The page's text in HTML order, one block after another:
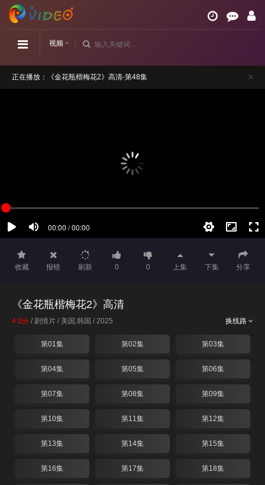
视频
正在播放：《金花瓶楷梅花2》高清-第48集
收藏 报错 刷新 0 0 上集 下集 分享
《金花瓶楷梅花2》高清
换线路
4.0分 / 剧情片 / 美国,韩国 / 2025
第01集 第02集 第03集
第04集 第05集 第06集
第07集 第08集 第09集
第10集 第11集 第12集
第13集 第14集 第15集
第16集 第17集 第18集